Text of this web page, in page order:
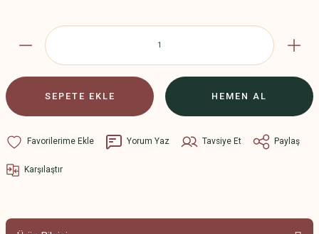
SEPETE EKLE HEMEN AL
Yorum Yaz Tavsiye Et Paylaş
Karşılaştır